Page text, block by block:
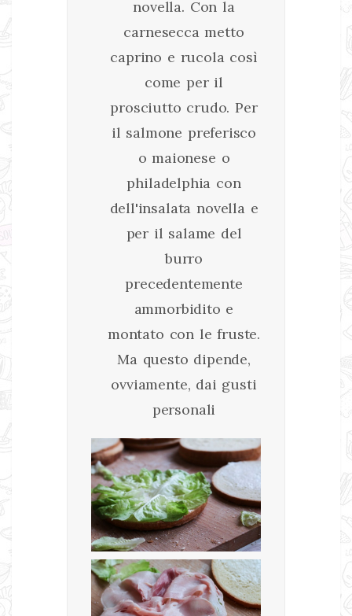
novella. Con la
carnesecca metto
caprino e rucola così
come per il
prosciutto crudo. Per
il salmone preferisco
o maionese o
philadelphia con
dell'insalata novella e
per il salame del
burro
precedentemente
ammorbidito e
montato con le fruste.
Ma questo dipende,
ovviamente, dai gusti
personali